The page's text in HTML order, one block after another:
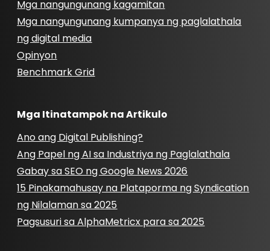
Mga nangungunang kagamitan
Mga nangungunang kumpanya ng paglalathala
ng digital media
Opinyon
Benchmark Grid
Mga Itinatampok na Artikulo
Ano ang Digital Publishing?
Ang Papel ng AI sa Industriya ng Paglalathala
Gabay sa SEO ng Google News 2026
15 Pinakamahusay na Plataporma ng Syndication
ng Nilalaman sa 2025
Pagsusuri sa AlphaMetricx para sa 2025